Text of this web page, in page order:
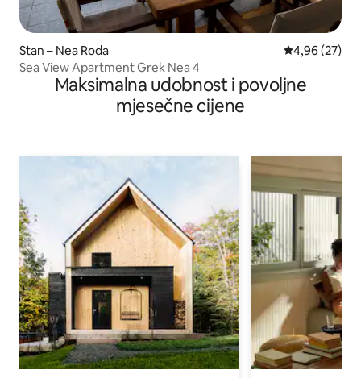
Stan – Nea Roda Prosječna
4,96 (27)
Sea View Apartment Grek Nea 4
Maksimalna udobnost i povoljne
mjesečne cijene